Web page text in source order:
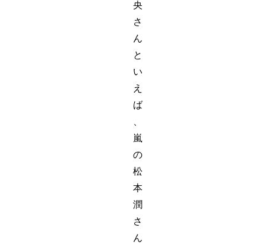
央
さ
ん
と
い
え
ば
、
嵐
の
松
本
潤
さ
ん